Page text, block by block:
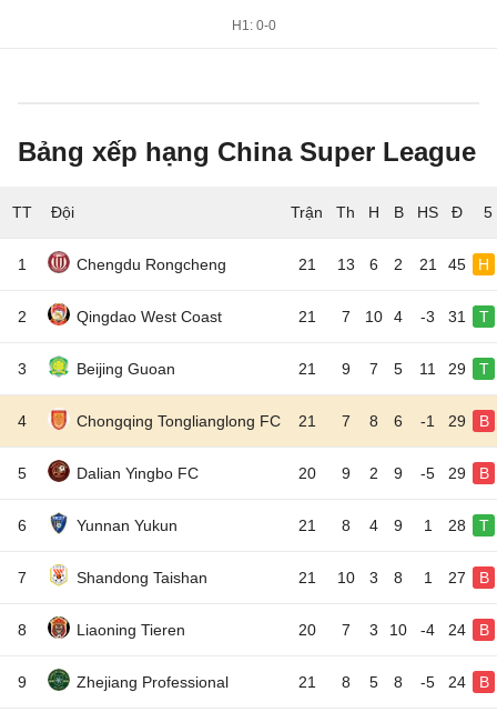
H1: 0-0
Bảng xếp hạng China Super League
TT Đội 5
1 Chengdu Rongcheng 21 13 6 2 21 45 H
2 Qingdao West Coast 21 7 10 4 -3 31 T
3 Beijing Guoan 21 9 7 5 11 29 T
4 Chongqing Tonglianglong FC 21 7 8 6 -1 29 B
5 Dalian Yingbo FC 20 9 2 9 -5 29 B
6 Yunnan Yukun 21 8 4 9 1 28 T
7 Shandong Taishan 21 10 3 8 1 27 B
8 Liaoning Tieren 20 7 3 10 -4 24 B
9 Zhejiang Professional 21 8 5 8 -5 24 B